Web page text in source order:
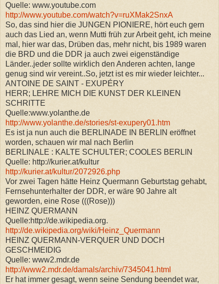
Quelle: www.youtube.com
http://www.youtube.com/watch?v=ruXMak2SnxA
So, das sind hier die JUNGEN PIONIERE, hört euch gern
auch das Lied an, wenn Mutti früh zur Arbeit geht, ich meine
mal, hier war das, Drüben das, mehr nicht, bis 1989 waren
die BRD und die DDR ja auch zwei eigenständige
Länder..jeder sollte wirklich den Anderen achten, lange
genug sind wir vereint..So, jetzt ist es mir wieder leichter...
ANTOINE DE SAINT - EXUPÉRY
HERR; LEHRE MICH DIE KUNST DER KLEINEN
SCHRITTE
Quelle:www.yolanthe.de
http://www.yolanthe.de/stories/st-exupery01.htm
Es ist ja nun auch die BERLINADE IN BERLIN eröffnet
worden, schauen wir mal nach Berlin
BERLINALE : KALTE SCHULTER; COOLES BERLIN
Quelle: http://kurier.at/kultur
http://kurier.at/kultur/2072926.php
Vor zwei Tagen hätte Heinz Quermann Geburtstag gehabt,
Fernsehunterhalter der DDR, er wäre 90 Jahre alt
geworden, eine Rose (((Rose)))
HEINZ QUERMANN
Quelle:http://de.wikipedia.org.
http://de.wikipedia.org/wiki/Heinz_Quermann
HEINZ QUERMANN-VERQUER UND DOCH
GESCHMEIDIG
Quelle: www2.mdr.de
http://www2.mdr.de/damals/archiv/7345041.html
Er hat immer gesagt, wenn seine Sendung beendet war,